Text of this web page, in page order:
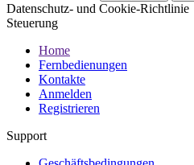
Datenschutz- und Cookie-Richtlinie
Steuerung
Home
Fernbedienungen
Kontakte
Anmelden
Registrieren
Support